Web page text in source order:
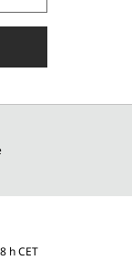
h CET